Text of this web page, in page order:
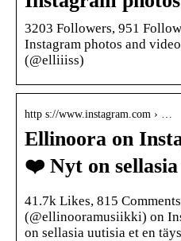
3203 Followers, 951
Instagram photos and
(@elliiiss)
http s://www.instagram.com › …
Ellinoora on
❤️ Nyt on
41.7k Likes, 815
(@ellinooramusiikki) on
on sellasia uutisia et en